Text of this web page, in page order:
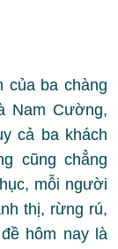
của ba chàng
Nam Cường,
cả ba khách
cũng chẳng
mỗi người
thị, rừng rú,
hôm nay là